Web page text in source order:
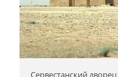
Сервестанский